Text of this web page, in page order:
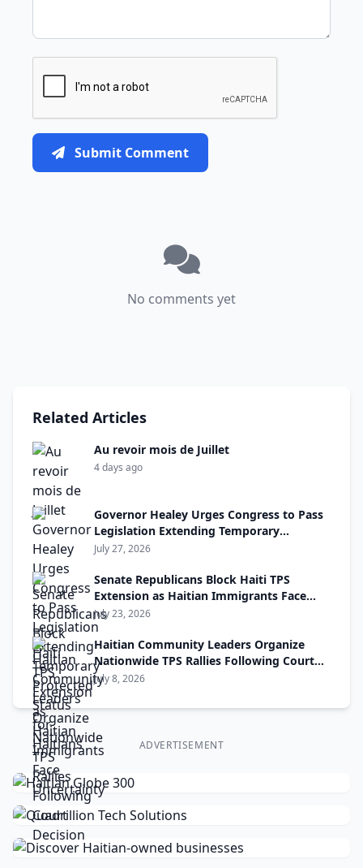
Submit Comment
No comments yet
Related Articles
Au revoir mois de Juillet
4 days ago
Governor Healey Urges Congress to Pass
Legislation Extending Temporary
Protected Status for Haitians
July 27, 2026
Senate Republicans Block Haiti TPS
Extension as Haitian Immigrants Face
Uncertainty
July 23, 2026
Haitian Community Leaders Organize
Nationwide TPS Rallies Following Court
Decision
July 8, 2026
ADVERTISEMENT